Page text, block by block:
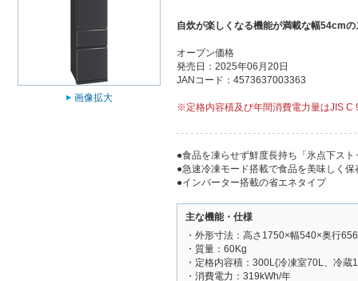
画像拡大
自炊が楽しくなる機能が満載な幅54cm
オープン価格
発売日：2025年06月20日
JANコード：4573637003363
※定格内容積及び年間消費電力量はJIS C
●食品を凍らせず鮮度長持ち「氷点下スト
●急速冷凍モード搭載で食品を美味しく保
●インバーター搭載の省エネタイプ
主な機能・仕様
・外形寸法：高さ1750×幅540×奥行
・質量：60Kg
・定格内容積：300L{冷凍室70L、冷蔵
・消費電力：319kWh/年